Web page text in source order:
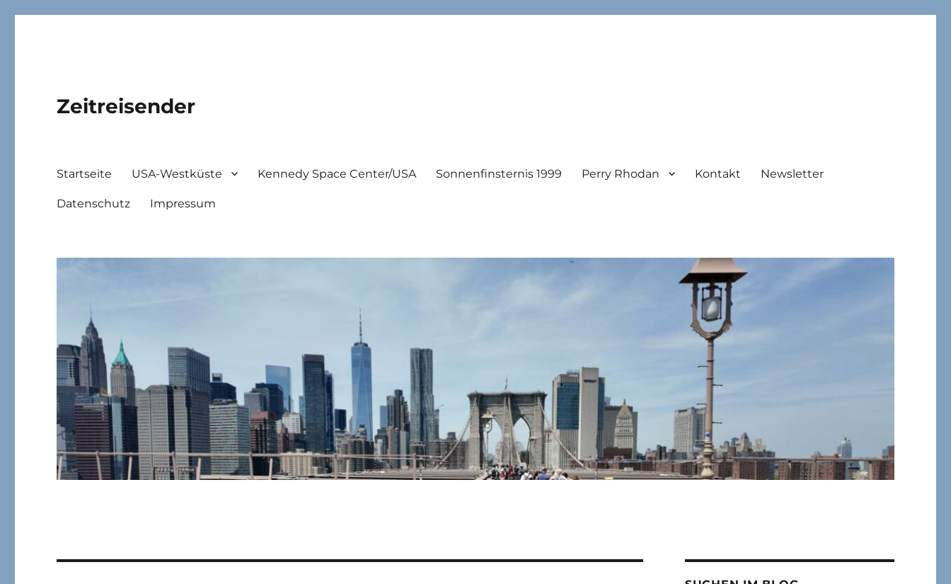
Zeitreisender
Startseite USA-Westküste Kennedy Space Center/USA Sonnenfinsternis 1999 Perry Rhodan Kontakt Newsletter
Datenschutz Impressum